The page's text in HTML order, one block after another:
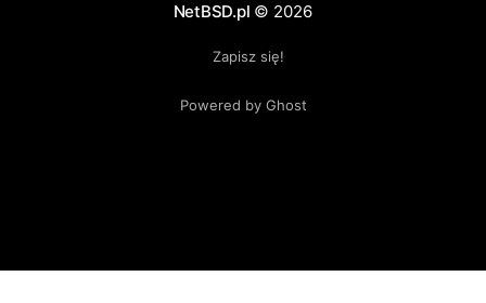
NetBSD.pl © 2026
Zapisz się!
Powered by Ghost